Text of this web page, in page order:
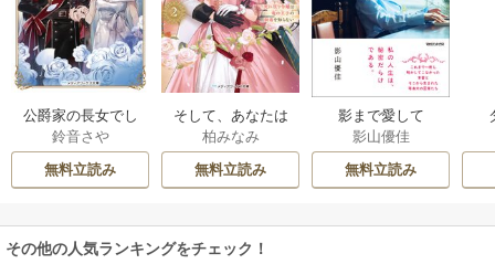
公爵家の長女でし
た
鈴音さや
無料立読み
そして、あなたは
私を捨てる
柏みなみ
無料立読み
影まで愛して
影山優佳
無料立読み
その他の人気ランキングをチェック！